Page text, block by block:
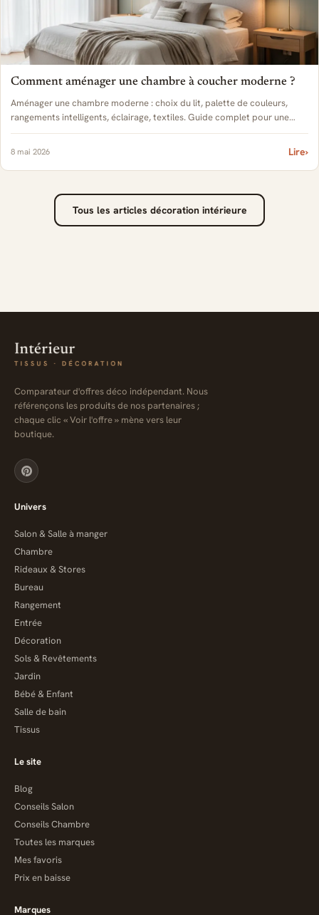
Comment aménager une chambre à coucher moderne ?
Aménager une chambre moderne : choix du lit, palette de couleurs,
rangements intelligents, éclairage, textiles. Guide complet pour une
chambre élégante 2026.
8 mai 2026 Lire›
Tous les articles décoration intérieure
Comparateur d'offres déco indépendant. Nous
référençons les produits de nos partenaires ;
chaque clic « Voir l'offre » mène vers leur
boutique.
Univers
Salon & Salle à manger
Chambre
Rideaux & Stores
Bureau
Rangement
Entrée
Décoration
Sols & Revêtements
Jardin
Bébé & Enfant
Salle de bain
Tissus
Le site
Blog
Conseils Salon
Conseils Chambre
Toutes les marques
Mes favoris
Prix en baisse
Marques